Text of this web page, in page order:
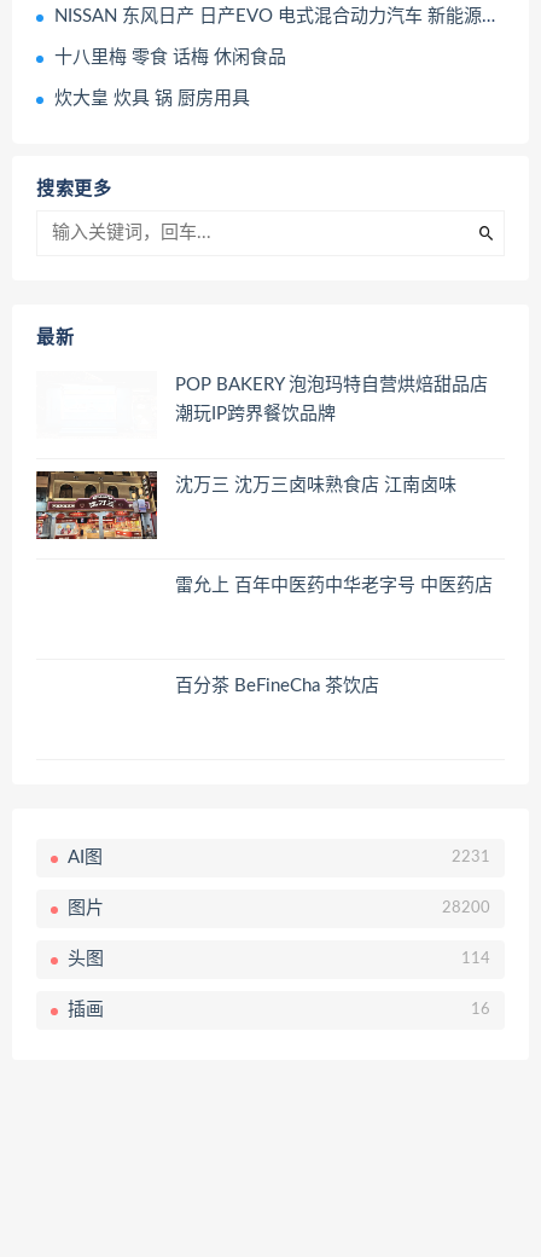
NISSAN 东风日产 日产EVO 电式混合动力汽车 新能源概念车
十八里梅 零食 话梅 休闲食品
炊大皇 炊具 锅 厨房用具
搜索更多
最新
POP BAKERY 泡泡玛特自营烘焙甜品店
潮玩IP跨界餐饮品牌
沈万三 沈万三卤味熟食店 江南卤味
雷允上 百年中医药中华老字号 中医药店
百分茶 BeFineCha 茶饮店
AI图 2231
图片 28200
头图 114
插画 16